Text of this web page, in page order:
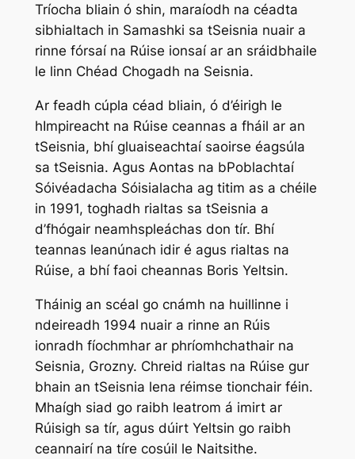
Tríocha bliain ó shin, maraíodh na céadta
sibhialtach in Samashki sa tSeisnia nuair a
rinne fórsaí na Rúise ionsaí ar an sráidbhaile
le linn Chéad Chogadh na Seisnia.
Ar feadh cúpla céad bliain, ó d’éirigh le
hImpireacht na Rúise ceannas a fháil ar an
tSeisnia, bhí gluaiseachtaí saoirse éagsúla
sa tSeisnia. Agus Aontas na bPoblachtaí
Sóivéadacha Sóisialacha ag titim as a chéile
in 1991, toghadh rialtas sa tSeisnia a
d’fhógair neamhspleáchas don tír. Bhí
teannas leanúnach idir é agus rialtas na
Rúise, a bhí faoi cheannas Boris Yeltsin.
Tháinig an scéal go cnámh na huillinne i
ndeireadh 1994 nuair a rinne an Rúis
ionradh fíochmhar ar phríomhchathair na
Seisnia, Grozny. Chreid rialtas na Rúise gur
bhain an tSeisnia lena réimse tionchair féin.
Mhaígh siad go raibh leatrom á imirt ar
Rúisigh sa tír, agus dúirt Yeltsin go raibh
ceannairí na tíre cosúil le Naitsithe.